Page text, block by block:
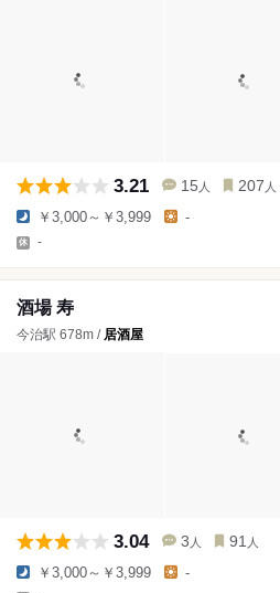
3.21 15 人 207 人
￥3,000～￥3,999 -
-
酒場 寿
今治駅 678m / 居酒屋
3.04 3 人 91 人
￥3,000～￥3,999 -